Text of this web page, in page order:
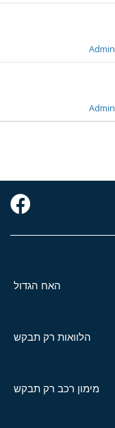
Admin
Admin
האח הגדול
הלוואות רק תבקש
מימון רכב רק תבקש